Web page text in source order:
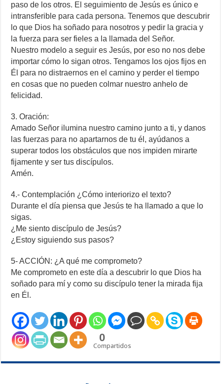
paso de los otros. El seguimiento de Jesús es único e
intransferible para cada persona. Tenemos que descubrir
lo que Dios ha soñado para nosotros y pedir la gracia y
la fuerza para ser fieles a la llamada del Señor.
Nuestro modelo a seguir es Jesús, por eso no nos debe
importar cómo lo sigan otros. Tengamos los ojos fijos en
Él para no distraernos en el camino y perder el tiempo
en cosas que no pueden colmar nuestro anhelo de
felicidad.
3. Oración:
Amado Señor ilumina nuestro camino junto a ti, y danos
las fuerzas para no apartarnos de tu él, ayúdanos a
superar todos los obstáculos que nos impiden mirarte
fijamente y ser tus discípulos.
Amén.
4.- Contemplación ¿Cómo interiorizo el texto?
Durante el día piensa que Jesús te ha llamado a que lo
sigas.
¿Me siento discípulo de Jesús?
¿Estoy siguiendo sus pasos?
5- ACCIÓN: ¿A qué me comprometo?
Me comprometo en este día a descubrir lo que Dios ha
soñado para mí y como su discípulo tener la mirada fija
en Él.
0
Compartidos